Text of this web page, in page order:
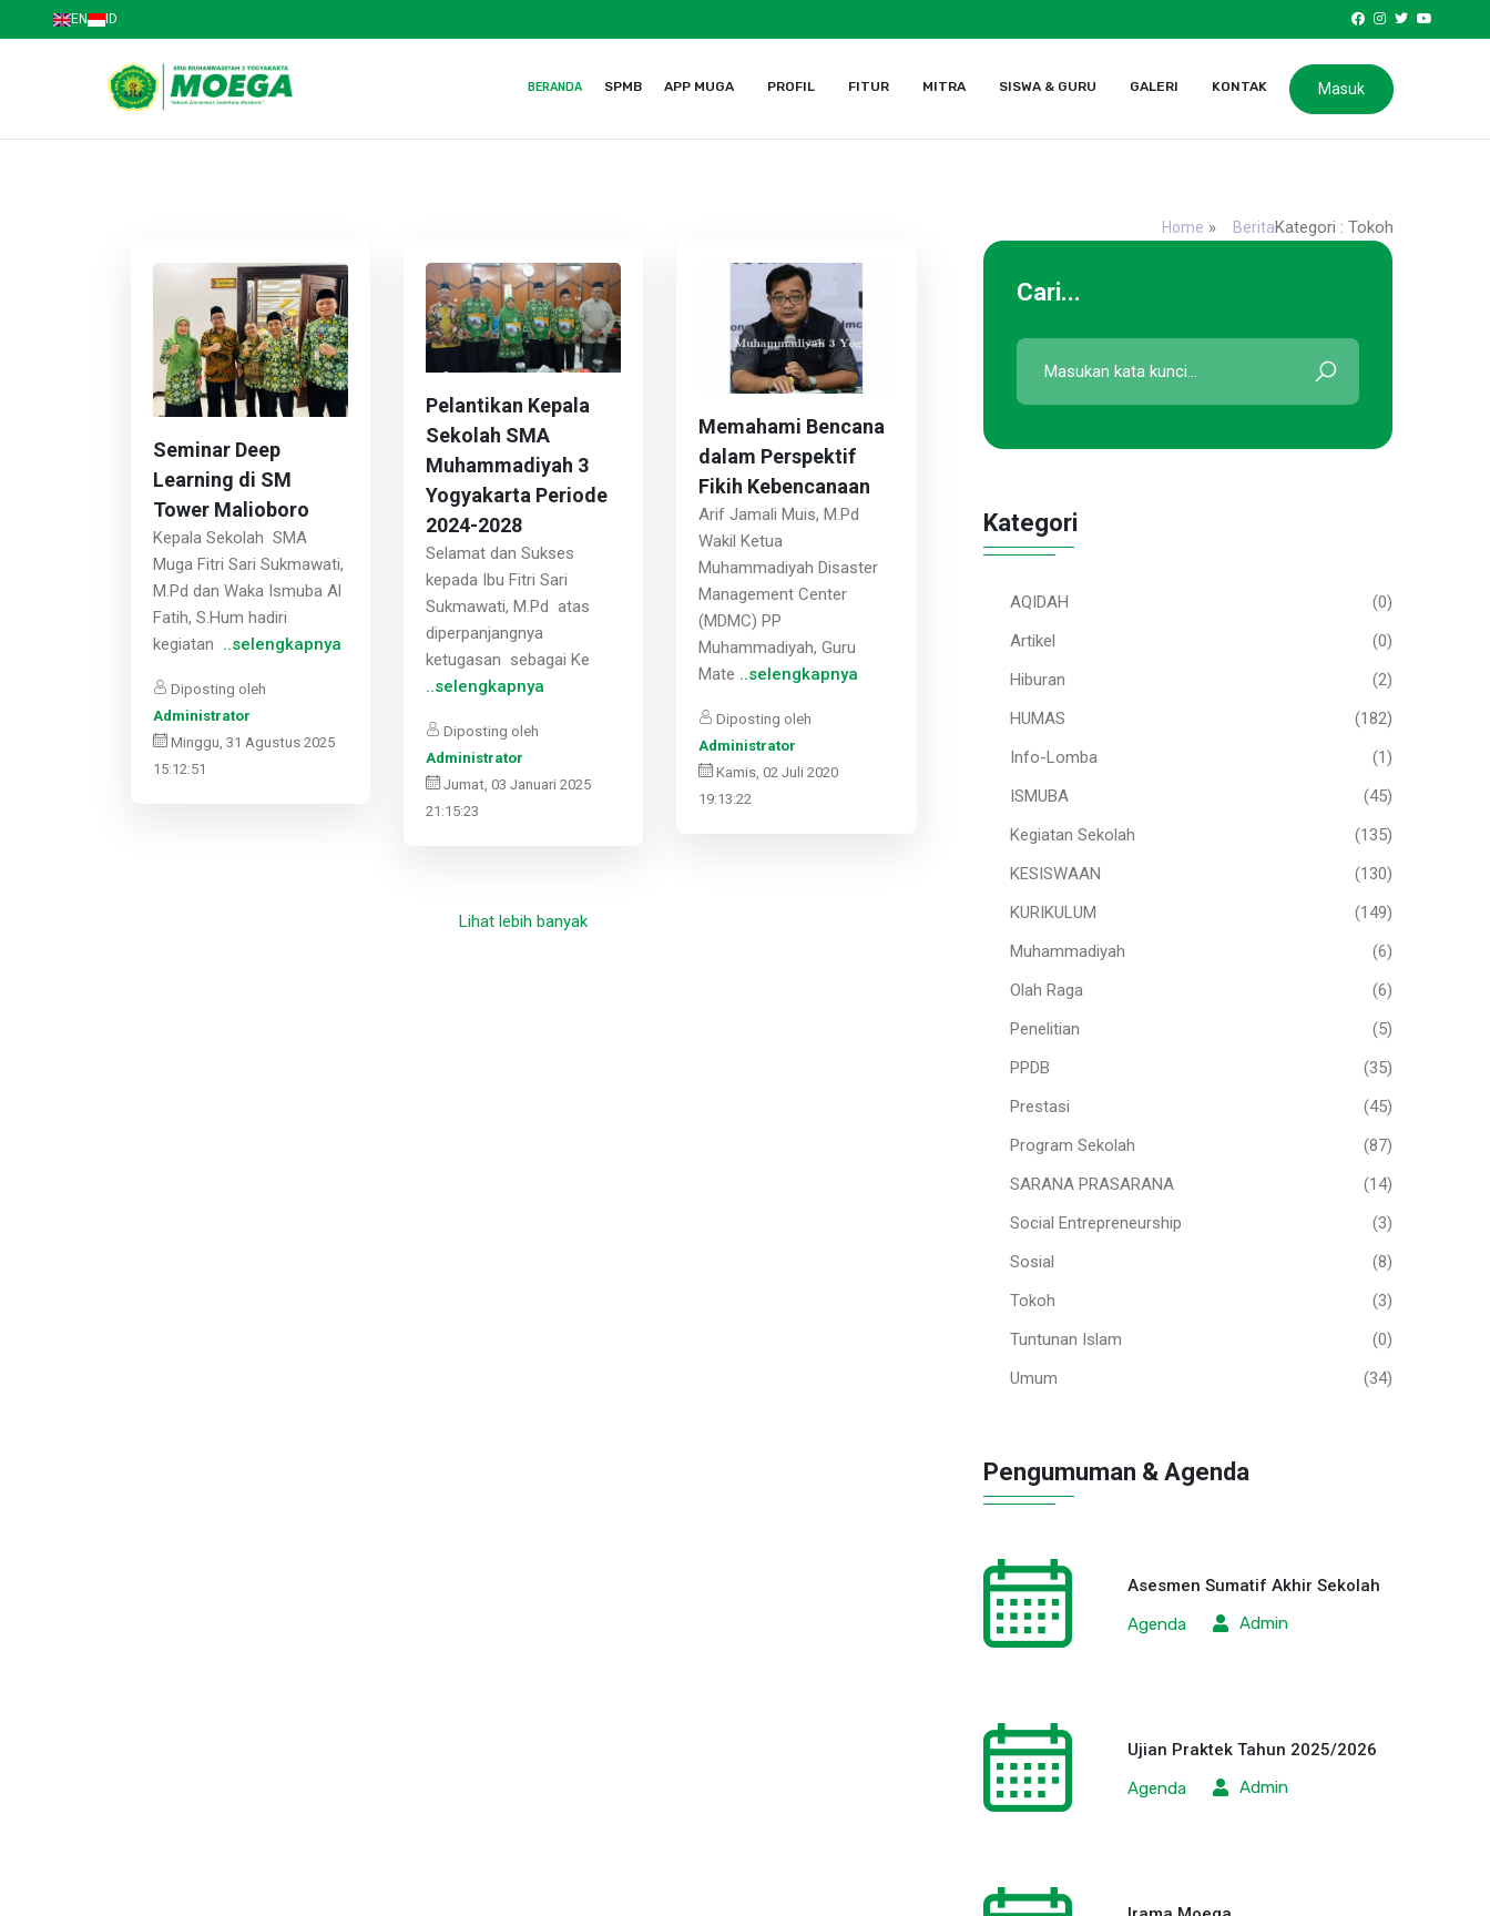
EN ID
Masuk
BERANDA SPMB APP MUGA PROFIL FITUR MITRA SISWA & GURU GALERI KONTAK
Home » BeritaKategori : Tokoh
Seminar Deep
Learning di SM
Tower Malioboro
Kepala Sekolah SMA
Muga Fitri Sari Sukmawati,
M.Pd dan Waka Ismuba Al
Fatih, S.Hum hadiri
kegiatan ..selengkapnya
Diposting oleh
Administrator
Minggu, 31 Agustus 2025
15:12:51
Pelantikan Kepala
Sekolah SMA
Muhammadiyah 3
Yogyakarta Periode
2024-2028
Selamat dan Sukses
kepada Ibu Fitri Sari
Sukmawati, M.Pd atas
diperpanjangnya
ketugasan sebagai Ke
..selengkapnya
Diposting oleh
Administrator
Jumat, 03 Januari 2025
21:15:23
Memahami Bencana
dalam Perspektif
Fikih Kebencanaan
Arif Jamali Muis, M.Pd
Wakil Ketua
Muhammadiyah Disaster
Management Center
(MDMC) PP
Muhammadiyah, Guru
Mate ..selengkapnya
Diposting oleh
Administrator
Kamis, 02 Juli 2020
19:13:22
Lihat lebih banyak
Cari...
Kategori
AQIDAH
(0)
Artikel
(0)
Hiburan
(2)
HUMAS
(182)
Info-Lomba
(1)
ISMUBA
(45)
Kegiatan Sekolah
(135)
KESISWAAN
(130)
KURIKULUM
(149)
Muhammadiyah
(6)
Olah Raga
(6)
Penelitian
(5)
PPDB
(35)
Prestasi
(45)
Program Sekolah
(87)
SARANA PRASARANA
(14)
Social Entrepreneurship
(3)
Sosial
(8)
Tokoh
(3)
Tuntunan Islam
(0)
Umum
(34)
Pengumuman & Agenda
Asesmen Sumatif Akhir Sekolah
Agenda
Admin
Ujian Praktek Tahun 2025/2026
Agenda
Admin